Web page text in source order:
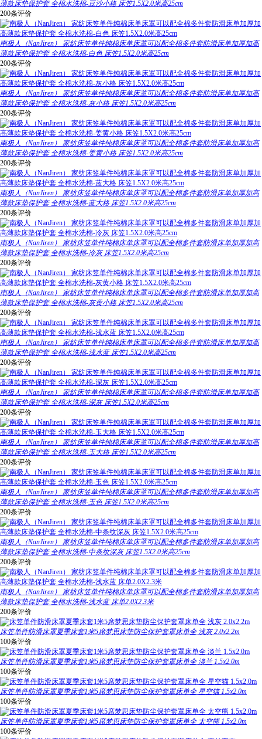
薄款床垫保护套 全棉水洗棉-豆沙小格 床笠1.5X2.0米高25cm
200条评价
南极人（NanJiren） 家纺床笠单件纯棉床单床罩可以配全棉多件套防滑床单加厚加高
薄款床垫保护套 全棉水洗棉-白色 床笠1.5X2.0米高25cm
200条评价
南极人（NanJiren） 家纺床笠单件纯棉床单床罩可以配全棉多件套防滑床单加厚加高
薄款床垫保护套 全棉水洗棉-灰小格 床笠1.5X2.0米高25cm
200条评价
南极人（NanJiren） 家纺床笠单件纯棉床单床罩可以配全棉多件套防滑床单加厚加高
薄款床垫保护套 全棉水洗棉-姜黄小格 床笠1.5X2.0米高25cm
200条评价
南极人（NanJiren） 家纺床笠单件纯棉床单床罩可以配全棉多件套防滑床单加厚加高
薄款床垫保护套 全棉水洗棉-蓝大格 床笠1.5X2.0米高25cm
200条评价
南极人（NanJiren） 家纺床笠单件纯棉床单床罩可以配全棉多件套防滑床单加厚加高
薄款床垫保护套 全棉水洗棉-冷灰 床笠1.5X2.0米高25cm
200条评价
南极人（NanJiren） 家纺床笠单件纯棉床单床罩可以配全棉多件套防滑床单加厚加高
薄款床垫保护套 全棉水洗棉-灰黄小格 床笠1.5X2.0米高25cm
200条评价
南极人（NanJiren） 家纺床笠单件纯棉床单床罩可以配全棉多件套防滑床单加厚加高
薄款床垫保护套 全棉水洗棉-浅水蓝 床笠1.5X2.0米高25cm
200条评价
南极人（NanJiren） 家纺床笠单件纯棉床单床罩可以配全棉多件套防滑床单加厚加高
薄款床垫保护套 全棉水洗棉-深灰 床笠1.5X2.0米高25cm
200条评价
南极人（NanJiren） 家纺床笠单件纯棉床单床罩可以配全棉多件套防滑床单加厚加高
薄款床垫保护套 全棉水洗棉-玉大格 床笠1.5X2.0米高25cm
200条评价
南极人（NanJiren） 家纺床笠单件纯棉床单床罩可以配全棉多件套防滑床单加厚加高
薄款床垫保护套 全棉水洗棉-玉色 床笠1.5X2.0米高25cm
200条评价
南极人（NanJiren） 家纺床笠单件纯棉床单床罩可以配全棉多件套防滑床单加厚加高
薄款床垫保护套 全棉水洗棉-中条纹深灰 床笠1.5X2.0米高25cm
200条评价
南极人（NanJiren） 家纺床笠单件纯棉床单床罩可以配全棉多件套防滑床单加厚加高
薄款床垫保护套 全棉水洗棉-浅水蓝 床单2.0X2.3米
200条评价
床笠单件防滑床罩夏季床套1米5席梦思床垫防尘保护套罩床单全 浅灰 2.0x2.2m
100条评价
床笠单件防滑床罩夏季床套1米5席梦思床垫防尘保护套罩床单全 淡兰 1.5x2.0m
100条评价
床笠单件防滑床罩夏季床套1米5席梦思床垫防尘保护套罩床单全 星空猫 1.5x2.0m
100条评价
床笠单件防滑床罩夏季床套1米5席梦思床垫防尘保护套罩床单全 太空熊 1.5x2.0m
100条评价